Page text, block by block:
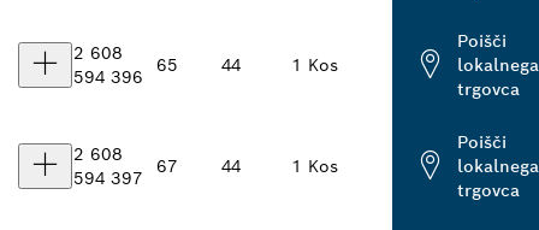
2 608
594 396
65 44 1 Kos
Poišči
lokalnega
trgovca
2 608
594 397
67 44 1 Kos
Poišči
lokalnega
trgovca